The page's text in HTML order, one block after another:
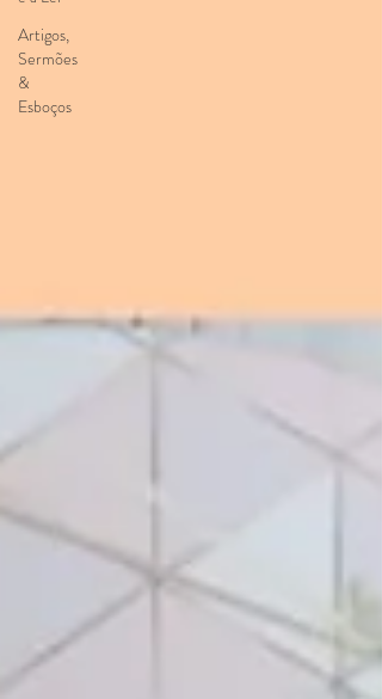
Artigos,
Sermões
&
Esboços